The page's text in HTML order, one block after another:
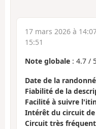
17 mars 2026 à
15:51
Note globale : 4.7 /
Date de la
Fiabilité de la
Facilité à suivre
Intérêt du circuit
Circuit très